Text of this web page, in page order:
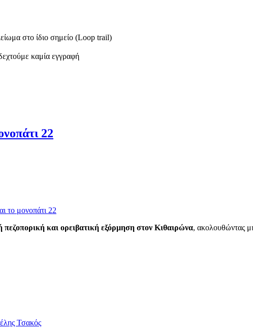
στο ίδιο σημείο (Loop trail)
καμία εγγραφή
22
πεζοπορική και ορειβατική εξόρμηση στον Κιθαιρώνα, ακολουθώντας
Τσακός